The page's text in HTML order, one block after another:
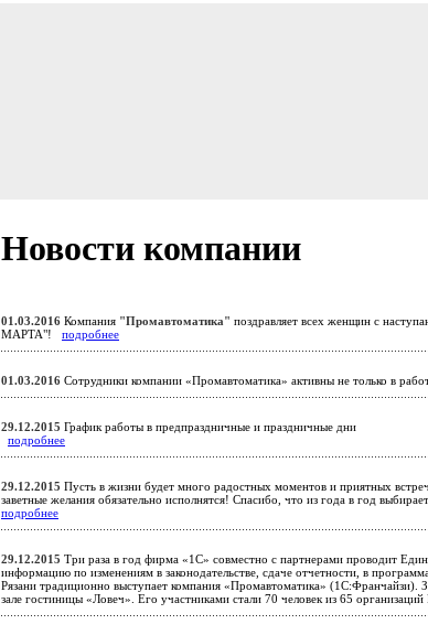
Новости компании
01.03.2016 Компания "Промавтоматика" поздравляет всех женщин с
МАРТА"! подробнее
01.03.2016 Сотрудники компании «Промавтоматика» активны не только в
29.12.2015 График работы в предпраздничные и праздничные дни
подробнее
29.12.2015 Пусть в жизни будет много радостных моментов и приятных
заветные желания обязательно исполнятся! Спасибо, что из года в год
подробнее
29.12.2015 Три раза в год фирма «1С» совместно с партнерами проводит
информацию по изменениям в законодательстве, сдаче отчетности, в
Рязани традиционно выступает компания «Промавтоматика»
зале гостиницы «Ловеч». Его участниками стали 70 человек из 65